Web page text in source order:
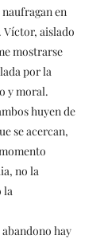
en
Víctor, aislado
mostrarse
por la
y moral.
huyen de
se acercan,
no la
la
hay